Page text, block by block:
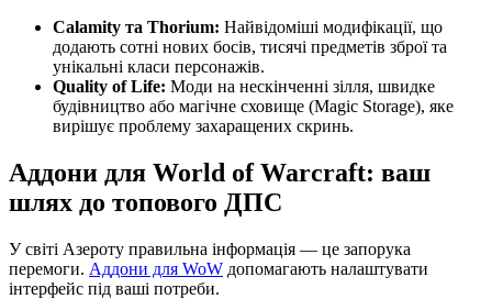
Calamity та Thorium: Найвідоміші модифікації, що
додають сотні нових босів, тисячі предметів зброї та
унікальні класи персонажів.
Quality of Life: Моди на нескінченні зілля, швидке
будівництво або магічне сховище (Magic Storage), яке
вирішує проблему захаращених скринь.
Аддони для World of Warcraft: ваш
шлях до топового ДПС
У світі Азероту правильна інформація — це запорука
перемоги. Аддони для WoW допомагають налаштувати
інтерфейс під ваші потреби.